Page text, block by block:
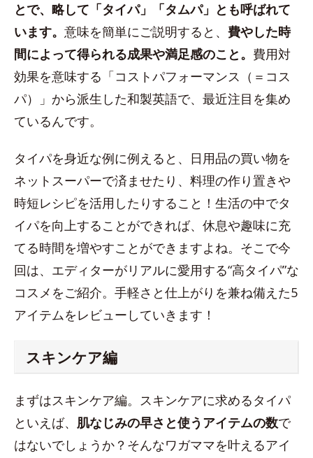
とで、略して「タイパ」「タムパ」とも呼ばれて
います。 意味を簡単にご説明すると、 費やした時
間によって得られる成果や満足感のこと。 費用対
効果を意味する「コストパフォーマンス（＝コス
パ）」から派生した和製英語で、最近注目を集め
ているんです。
タイパを身近な例に例えると、日用品の買い物を
ネットスーパーで済ませたり、料理の作り置きや
時短レシピを活用したりすること！生活の中でタ
イパを向上することができれば、休息や趣味に充
てる時間を増やすことができますよね。そこで今
回は、エディターがリアルに愛用する“高タイパ”な
コスメをご紹介。手軽さと仕上がりを兼ね備えた5
アイテムをレビューしていきます！
スキンケア編
まずはスキンケア編。スキンケアに求めるタイパ
といえば、 肌なじみの早さと使うアイテムの数で
はないでしょうか？そんなワガママを叶えるアイ